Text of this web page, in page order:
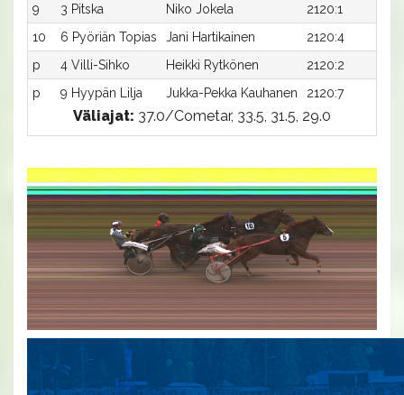
9
3 Pitska Niko Jokela 2120:1
10
6 Pyöriän Topias Jani Hartikainen 2120:4
p
4 Villi-Sihko Heikki Rytkönen 2120:2
p
9 Hyypän Lilja Jukka-Pekka Kauhanen 2120:7
Väliajat: 37.0/Cometar, 33.5, 31.5, 29.0